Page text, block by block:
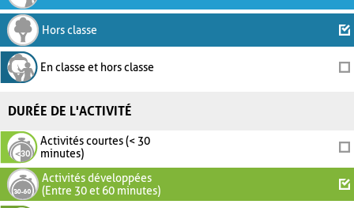
Hors classe
En classe et hors classe
DURÉE DE L'ACTIVITÉ
Activités courtes (< 30
minutes)
Activités développées
(Entre 30 et 60 minutes)